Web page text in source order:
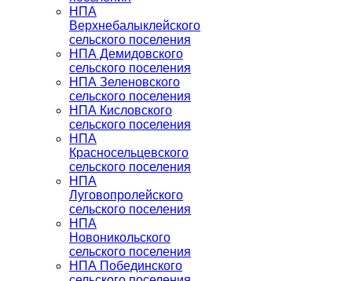
НПА
Верхнебалыклейского
сельского поселения
НПА Демидовского
сельского поселения
НПА Зеленовского
сельского поселения
НПА Кисловского
сельского поселения
НПА
Красносельцевского
сельского поселения
НПА
Луговопролейского
сельского поселения
НПА
Новоникольского
сельского поселения
НПА Побединского